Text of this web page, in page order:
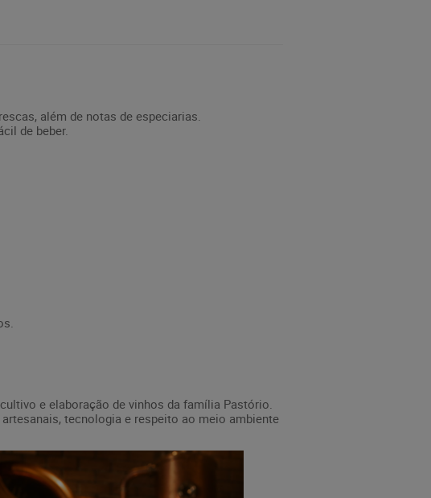
além de notas de especiarias.
de beber.
e elaboração de vinhos da família Pastório.
tecnologia e respeito ao meio ambiente